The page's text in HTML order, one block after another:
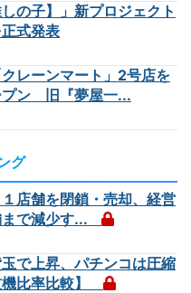
の子】」新プロジェクト
式発表
レーンマート」2号店を
プン 旧『夢屋一...
グ
店舗を閉鎖・売却、経営
まで減少す...
で上昇、パチンコは圧縮
機比率比較】